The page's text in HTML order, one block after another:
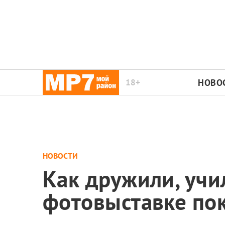
18+
НОВОСТИ
Как дружили,
фотовыставке